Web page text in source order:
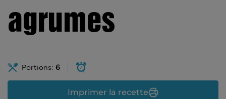
agrumes
Portions: 6
Imprimer la recette